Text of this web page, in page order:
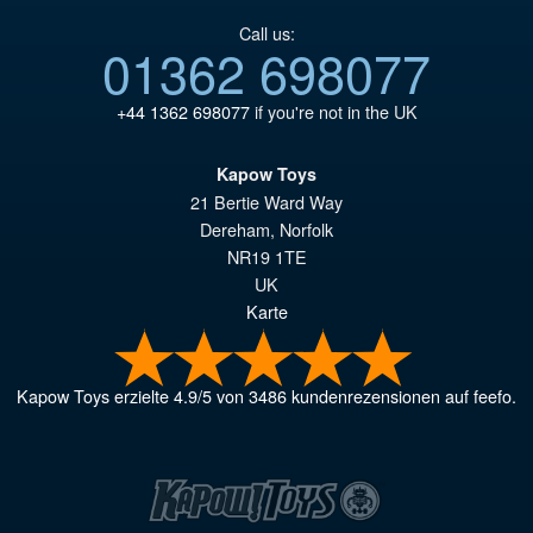
Call us:
01362 698077
+44 1362 698077if you're not in the UK
Kapow Toys
21 Bertie Ward Way
Dereham, Norfolk
NR19 1TE
UK
Karte
Kapow Toyserzielte4.9/5von 3486kundenrezensionen auf feefo.